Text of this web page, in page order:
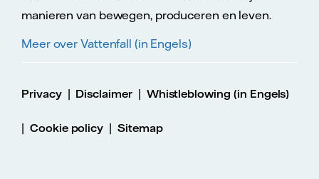
manieren van bewegen, produceren en leven.
Meer over Vattenfall (in Engels)
Privacy| Disclaimer| Whistleblowing (in Engels)
| Cookie policy | Sitemap